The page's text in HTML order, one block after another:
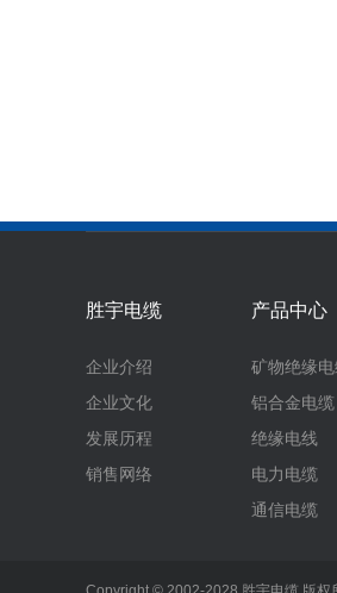
胜宇电缆
企业介绍
企业文化
发展历程
销售网络
产品中心
矿物绝缘
铝合金电缆
绝缘电线
电力电缆
通信电缆